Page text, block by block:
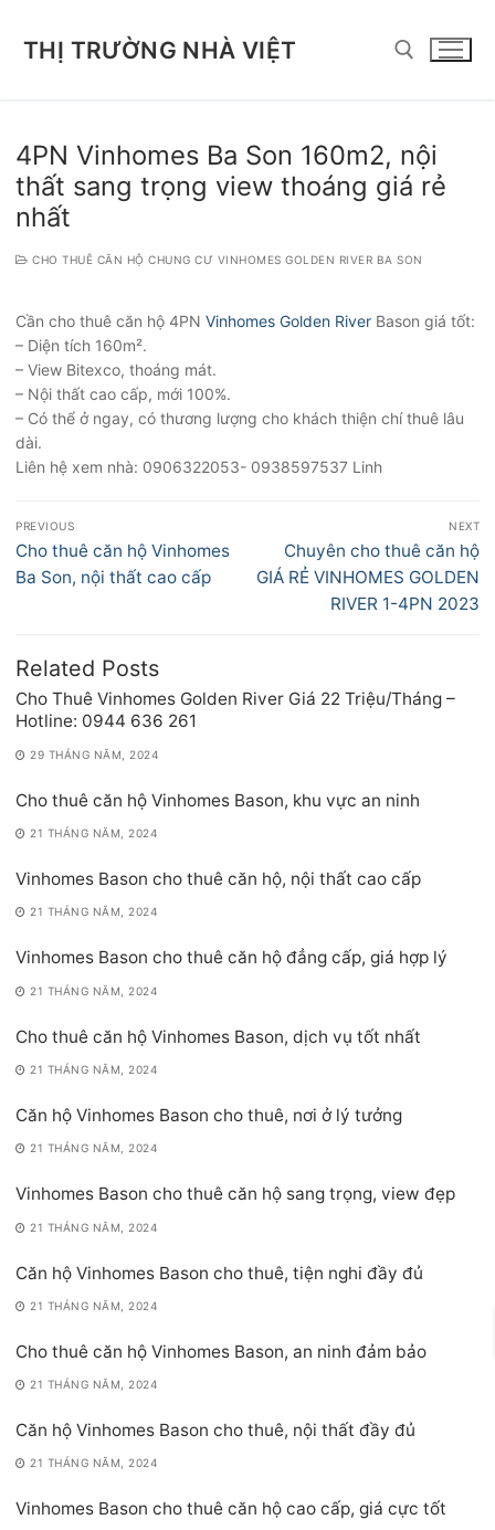
THỊ TRƯỜNG NHÀ VIỆT
4PN Vinhomes Ba Son 160m2, nội
thất sang trọng view thoáng giá rẻ
nhất
CHO THUÊ CĂN HỘ CHUNG CƯ VINHOMES GOLDEN RIVER BA SON
Cần cho thuê căn hộ 4PN Vinhomes Golden River Bason giá tốt:
– Diện tích 160m².
– View Bitexco, thoáng mát.
– Nội thất cao cấp, mới 100%.
– Có thể ở ngay, có thương lượng cho khách thiện chí thuê lâu
dài.
Liên hệ xem nhà: 0906322053- 0938597537 Linh
Điều
hướng
bài
PREVIOUS
Previous
post:
Cho thuê căn hộ Vinhomes
Ba Son, nội thất cao cấp
NEXT
Next
post:
Chuyên cho thuê căn hộ
GIÁ RẺ VINHOMES GOLDEN
RIVER 1-4PN 2023
Related Posts
Cho Thuê Vinhomes Golden River Giá 22 Triệu/Tháng –
Hotline: 0944 636 261
29 THÁNG NĂM, 2024
Cho thuê căn hộ Vinhomes Bason, khu vực an ninh
21 THÁNG NĂM, 2024
Vinhomes Bason cho thuê căn hộ, nội thất cao cấp
21 THÁNG NĂM, 2024
Vinhomes Bason cho thuê căn hộ đẳng cấp, giá hợp lý
21 THÁNG NĂM, 2024
Cho thuê căn hộ Vinhomes Bason, dịch vụ tốt nhất
21 THÁNG NĂM, 2024
Căn hộ Vinhomes Bason cho thuê, nơi ở lý tưởng
21 THÁNG NĂM, 2024
Vinhomes Bason cho thuê căn hộ sang trọng, view đẹp
21 THÁNG NĂM, 2024
Căn hộ Vinhomes Bason cho thuê, tiện nghi đầy đủ
21 THÁNG NĂM, 2024
Cho thuê căn hộ Vinhomes Bason, an ninh đảm bảo
21 THÁNG NĂM, 2024
Căn hộ Vinhomes Bason cho thuê, nội thất đầy đủ
21 THÁNG NĂM, 2024
Vinhomes Bason cho thuê căn hộ cao cấp, giá cực tốt